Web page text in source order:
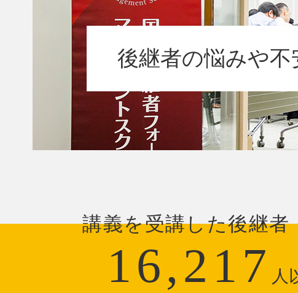
後継者の悩みや不
講義を受講した後継者
16,217 人